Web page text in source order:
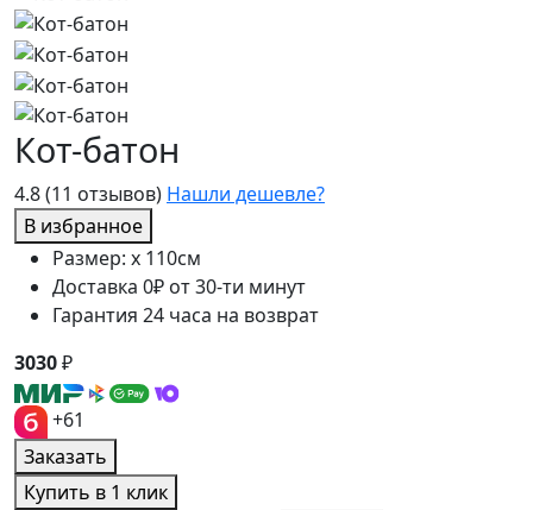
4.8(11 отзывов) Нашли дешевле?
В избранное
Кот-батон
Размер: x 110см
Доставка 0₽ от 30-ти минут
Гарантия 24 часа на возврат
3030₽
+61
Заказать
Купить в 1 клик